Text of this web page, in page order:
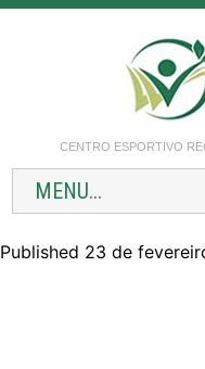
CENTRO ESPORTIVO
MENU...
Published 23 de